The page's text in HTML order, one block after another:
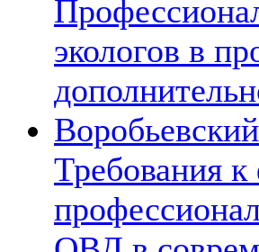
экологов в
Требования к